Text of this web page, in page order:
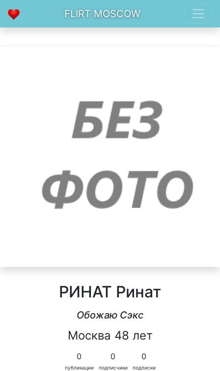
FLIRT MOSCOW
РИНАТ Ринат
Обожаю Сэкс
Москва 48 лет
0
публикации
0
подписчики
0
подписки